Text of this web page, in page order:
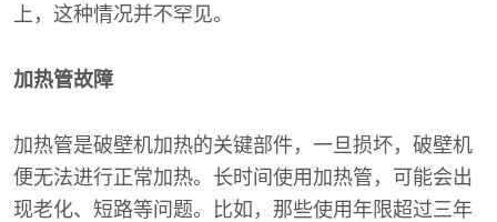
上，这种情况并不罕见。
加热管故障
加热管是破壁机加热的关键部件，一旦损坏，破壁机
便无法进行正常加热。长时间使用加热管，可能会出
现老化、短路等问题。比如，那些使用年限超过三年